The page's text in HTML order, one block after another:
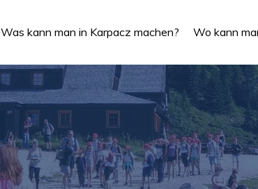
Was kann man in Karpacz machen? Wo kann